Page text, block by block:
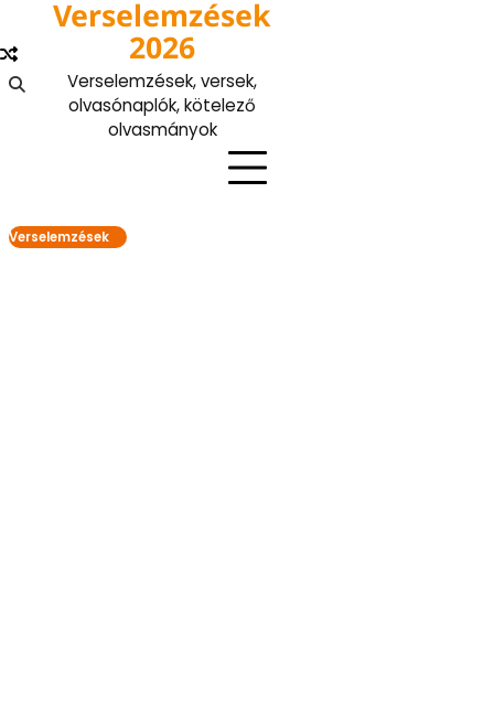
content
Verselemzések
2026
Verselemzések, versek,
olvasónaplók, kötelező
olvasmányok
Verselemzések